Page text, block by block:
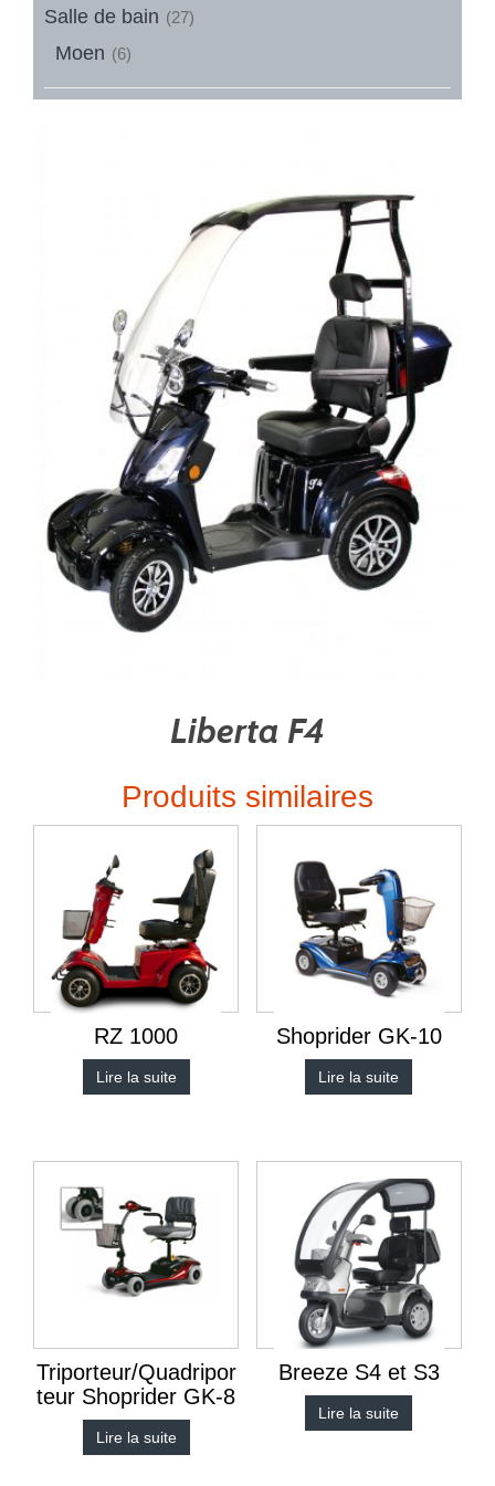
Salle de bain (27)
Moen (6)
Liberta F4
Produits similaires
RZ 1000
Lire la suite
Shoprider GK-10
Lire la suite
Triporteur/Quadripor
teur Shoprider GK-8
Lire la suite
Breeze S4 et S3
Lire la suite